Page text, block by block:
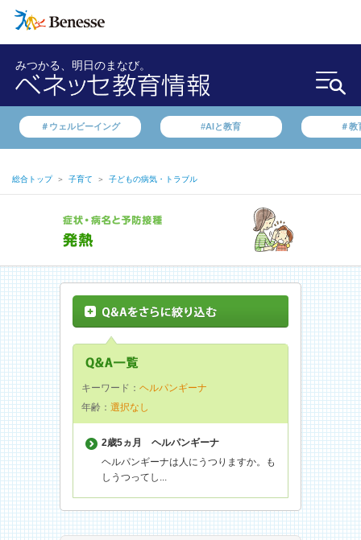
みつかる、明日のまなび。
＃ウェルビーイング #AIと教育 ＃教
総合トップ ＞ 子育て ＞ 子どもの病気・トラブル
キーワード： ヘルパンギーナ
年齢： 選択なし
2歳5ヵ月
ヘルパンギーナ
ヘルパンギーナは人にうつりますか。も
しうつってし...